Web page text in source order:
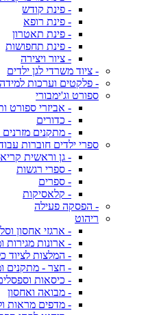
- פינת קודש
- פינת רופא
- פינת תאטרון
- פינת תחפושות
- ציור ויצירה
- ציוד משרדי לגן ילדים
- פלקטים וערכות למידה
ספורט וג'ימבורי
- אביזרי ספורט
- כדורים
- מתקנים מזרנים
ספרי ילדים חוברות
- גן וראשית
- ספרי רגשות
- ספרים
- קלאסיקות
- הפסקה פעילה
ריהוט
- ארגזי אחסון
- ארונות מגירות
- המלצות לציוד
- חצר - מתקנים
- כיסאות
- מבואה ואחסון
- מדפים מראות